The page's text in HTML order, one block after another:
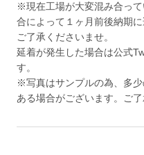
※現在工場が大変混み合っ
合によって１ヶ月前後納期
ご了承くださいませ。
延着が発生した場合は公式
す。
※写真はサンプルの為、多
ある場合がございます。ご了